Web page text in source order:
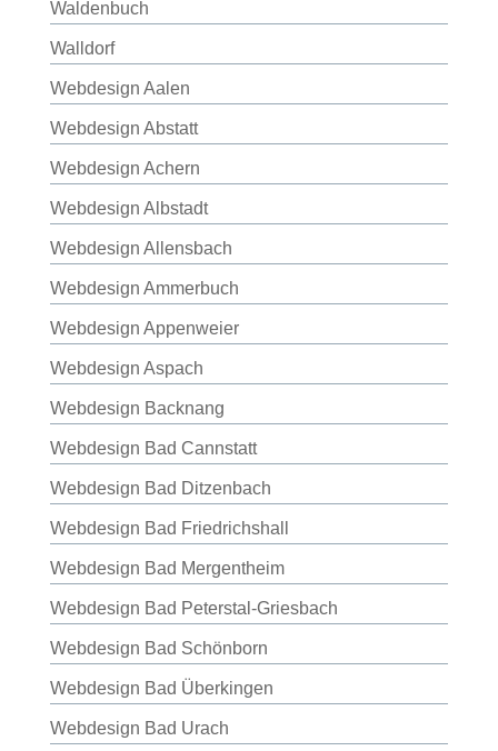
Waldenbuch
Walldorf
Webdesign Aalen
Webdesign Abstatt
Webdesign Achern
Webdesign Albstadt
Webdesign Allensbach
Webdesign Ammerbuch
Webdesign Appenweier
Webdesign Aspach
Webdesign Backnang
Webdesign Bad Cannstatt
Webdesign Bad Ditzenbach
Webdesign Bad Friedrichshall
Webdesign Bad Mergentheim
Webdesign Bad Peterstal-Griesbach
Webdesign Bad Schönborn
Webdesign Bad Überkingen
Webdesign Bad Urach